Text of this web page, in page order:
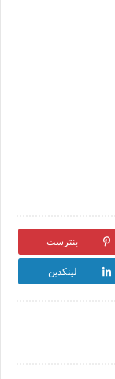
بنترست
لينكدين